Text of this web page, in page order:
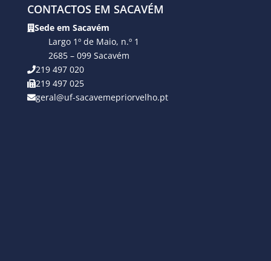
CONTACTOS EM SACAVÉM
Sede em Sacavém
Largo 1º de Maio, n.º 1
2685 – 099 Sacavém
219 497 020
219 497 025
geral@uf-sacavemepriorvelho.pt